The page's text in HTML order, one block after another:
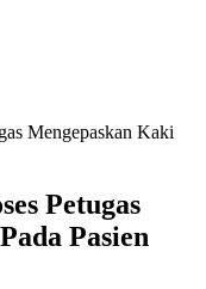
Mengepaskan Kaki
Petugas
Pasien